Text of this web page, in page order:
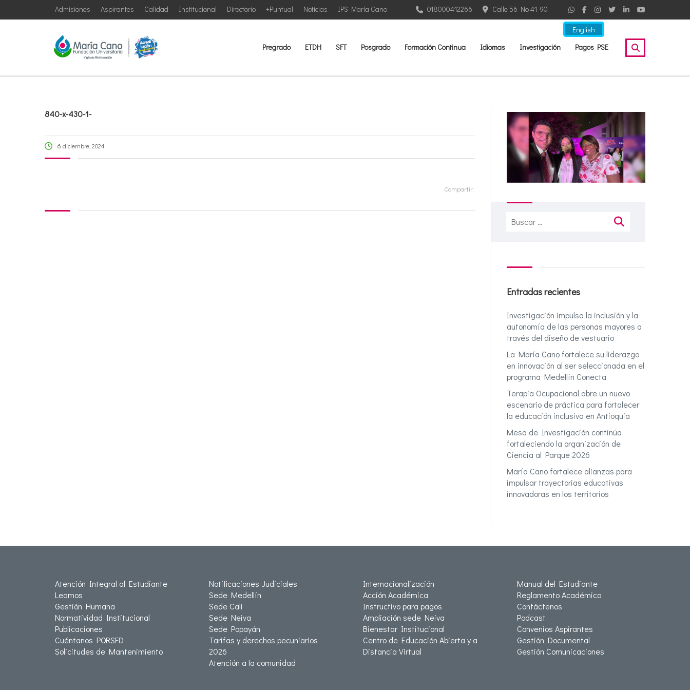
English
IPS María Cano
Noticias
+Puntual
Directorio
Institucional
Calidad
Aspirantes
Admisiones Calle 56 No 41-90
018000412266
Pregrado ETDH SFT Posgrado Formación Continua Idiomas Investigación Pagos PSE
840-x-430-1-
6 diciembre, 2024
Compartir:
Buscar:
Entradas recientes
Investigación impulsa la inclusión y la
autonomía de las personas mayores a
través del diseño de vestuario
La María Cano fortalece su liderazgo
en innovación al ser seleccionada en el
programa Medellín Conecta
Terapia Ocupacional abre un nuevo
escenario de práctica para fortalecer
la educación inclusiva en Antioquia
Mesa de Investigación continúa
fortaleciendo la organización de
Ciencia al Parque 2026
María Cano fortalece alianzas para
impulsar trayectorias educativas
innovadoras en los territorios
Atención Integral al Estudiante
Leamos
Gestión Humana
Normatividad Institucional
Publicaciones
Cuéntanos PQRSFD
Solicitudes de Mantenimiento
Notificaciones Judiciales
Sede Medellín
Sede Cali
Sede Neiva
Sede Popayán
Tarifas y derechos pecuniarios
2026
Atención a la comunidad
Internacionalización
Acción Académica
Instructivo para pagos
Ampliación sede Neiva
Bienestar Institucional
Centro de Educación Abierta y a
Distancia Virtual
Manual del Estudiante
Reglamento Académico
Contáctenos
Podcast
Convenios Aspirantes
Gestión Documental
Gestión Comunicaciones